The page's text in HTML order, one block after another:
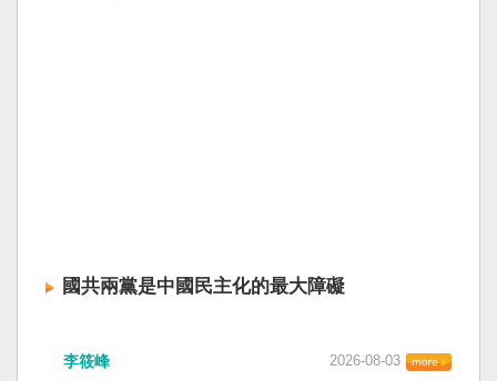
國共兩黨是中國民主化的最大障礙
李筱峰 2026-08-03